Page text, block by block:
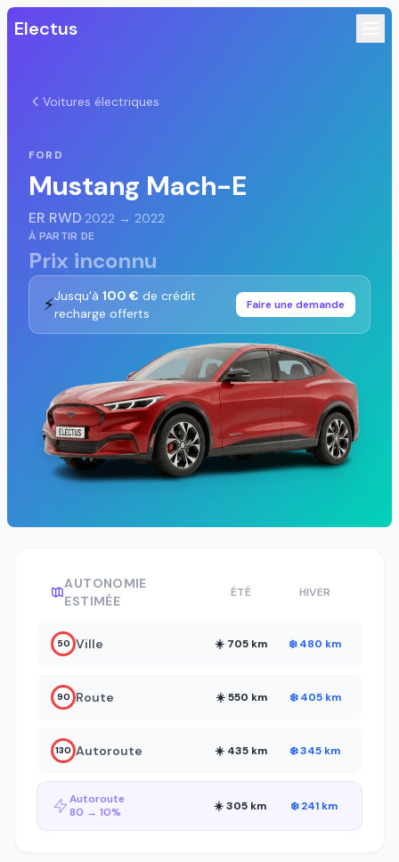
Electus
Voitures électriques
FORD
Mustang Mach-E
ER RWD·2022 → 2022
À PARTIR DE
Prix inconnu
⚡Jusqu'à 100 € de crédit
recharge offerts
Faire une demande
AUTONOMIE
ESTIMÉE
ÉTÉ HIVER
50 Ville ☀️ 705 km ❄️ 480 km
90 Route ☀️ 550 km ❄️ 405 km
130 Autoroute ☀️ 435 km ❄️ 345 km
Autoroute
80 → 10%
☀️ 305 km ❄️ 241 km